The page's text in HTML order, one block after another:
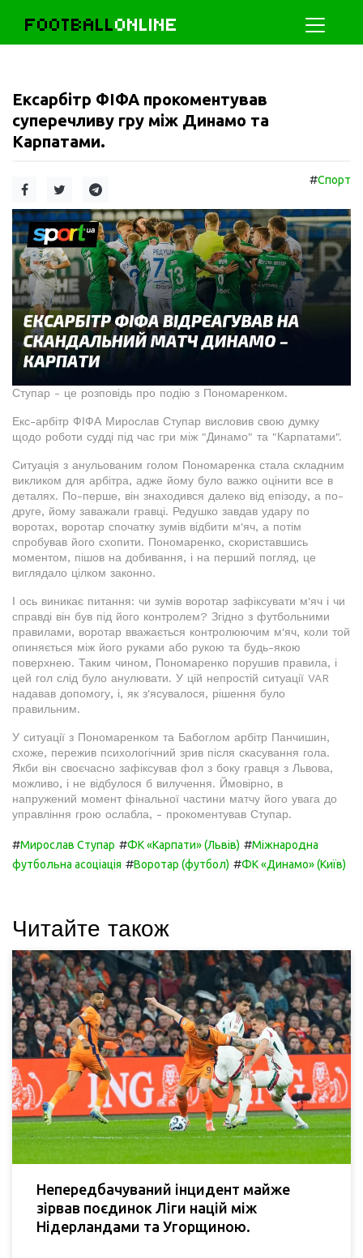
FOOTBALLONLINE
Ексарбітр ФІФА прокоментував
суперечливу гру між Динамо та
Карпатами.
#Спорт
Ступар - це розповідь про подію з Пономаренком.
Екс-арбітр ФІФА Мирослав Ступар висловив свою думку
щодо роботи судді під час гри між "Динамо" та "Карпатами".
Ситуація з анульованим голом Пономаренка стала складним
викликом для арбітра, адже йому було важко оцінити все в
деталях. По-перше, він знаходився далеко від епізоду, а по-
друге, йому заважали гравці. Редушко завдав удару по
воротах, воротар спочатку зумів відбити м'яч, а потім
спробував його схопити. Пономаренко, скориставшись
моментом, пішов на добивання, і на перший погляд, це
виглядало цілком законно.
І ось виникає питання: чи зумів воротар зафіксувати м'яч і чи
справді він був під його контролем? Згідно з футбольними
правилами, воротар вважається контролюючим м'яч, коли той
опиняється між його руками або рукою та будь-якою
поверхнею. Таким чином, Пономаренко порушив правила, і
цей гол слід було анулювати. У цій непростій ситуації VAR
надавав допомогу, і, як з'ясувалося, рішення було
правильним.
У ситуації з Пономаренком та Бабоглом арбітр Панчишин,
схоже, пережив психологічний зрив після скасування гола.
Якби він своєчасно зафіксував фол з боку гравця з Львова,
можливо, і не відбулося б вилучення. Ймовірно, в
напружений момент фінальної частини матчу його увага до
управління грою ослабла, - прокоментував Ступар.
#Мирослав Ступар #ФК «Карпати» (Львів) #Міжнародна
футбольна асоціація #Воротар (футбол) #ФК «Динамо» (Київ)
Читайте також
Непередбачуваний інцидент майже
зірвав поєдинок Ліги націй між
Нідерландами та Угорщиною.